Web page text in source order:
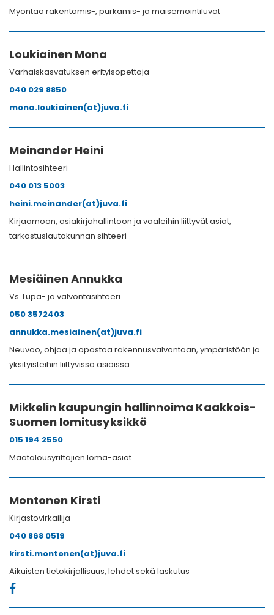
Myöntää rakentamis-, purkamis- ja maisemointiluvat
Loukiainen Mona
Varhaiskasvatuksen erityisopettaja
040 029 8850
mona.loukiainen(at)juva.fi
Meinander Heini
Hallintosihteeri
040 013 5003
heini.meinander(at)juva.fi
Kirjaamoon, asiakirjahallintoon ja vaaleihin liittyvät asiat,
tarkastuslautakunnan sihteeri
Mesiäinen Annukka
Vs. Lupa- ja valvontasihteeri
050 3572403
annukka.mesiainen(at)juva.fi
Neuvoo, ohjaa ja opastaa rakennusvalvontaan, ympäristöön ja
yksityisteihin liittyvissä asioissa.
Mikkelin kaupungin hallinnoima Kaakkois-
Suomen lomitusyksikkö
015 194 2550
Maatalousyrittäjien loma-asiat
Montonen Kirsti
Kirjastovirkailija
040 868 0519
kirsti.montonen(at)juva.fi
Aikuisten tietokirjallisuus, lehdet sekä laskutus